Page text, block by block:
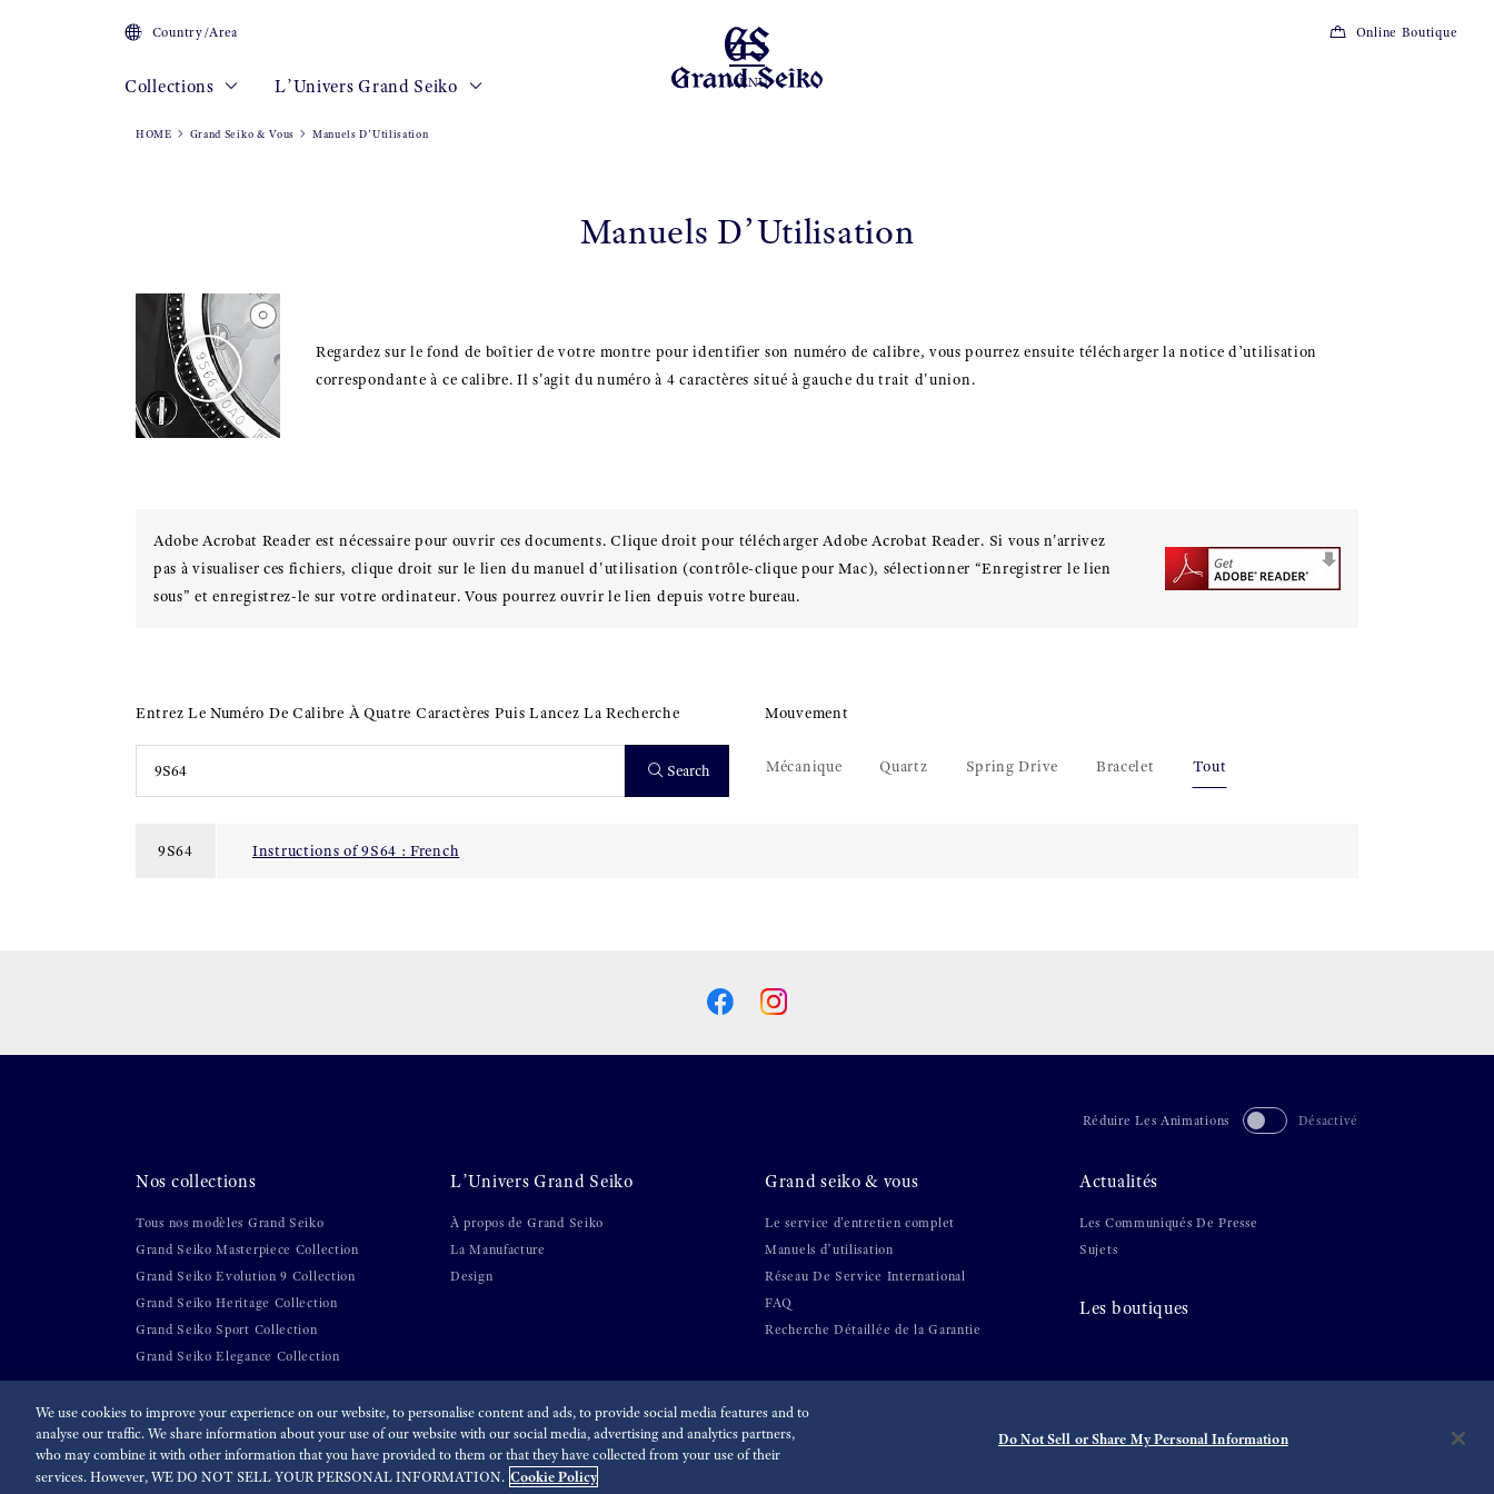
MENU
Country/Area
Collections L’Univers Grand Seiko
Online Boutique
Manuels D’Utilisation
HOME Grand Seiko & Vous Manuels D’Utilisation
Regardez sur le fond de boîtier de votre montre pour identifier son numéro de calibre, vous pourrez ensuite télécharger la notice d’utilisation
correspondante à ce calibre. Il s'agit du numéro à 4 caractères situé à gauche du trait d'union.
Adobe Acrobat Reader est nécessaire pour ouvrir ces documents. Clique droit pour télécharger Adobe Acrobat Reader. Si vous n'arrivez
pas à visualiser ces fichiers, clique droit sur le lien du manuel d'utilisation (contrôle-clique pour Mac), sélectionner “Enregistrer le lien
sous” et enregistrez-le sur votre ordinateur. Vous pourrez ouvrir le lien depuis votre bureau.
Entrez Le Numéro De Calibre À Quatre Caractères Puis Lancez La Recherche
Search
Mouvement
Mécanique Quartz Spring Drive Bracelet Tout
9S64 Instructions of 9S64 : French
Réduire Les Animations Désactivé
Nos collections
Tous nos modèles Grand Seiko
Grand Seiko Masterpiece Collection
Grand Seiko Evolution 9 Collection
Grand Seiko Heritage Collection
Grand Seiko Sport Collection
Grand Seiko Elegance Collection
L’Univers Grand Seiko
À propos de Grand Seiko
La Manufacture
Design
Grand seiko & vous
Le service d'entretien complet
Manuels d’utilisation
Réseau De Service International
FAQ
Recherche Détaillée de la Garantie
Actualités
Les Communiqués De Presse
Sujets
Les boutiques
Espace presse Terms of Use Politique de confidentialité Economic Operator ©2026 Seiko Watch Corporation
We use cookies to improve your experience on our website, to personalise content and ads, to provide social media features and to
analyse our traffic. We share information about your use of our website with our social media, advertising and analytics partners,
who may combine it with other information that you have provided to them or that they have collected from your use of their
services. However, WE DO NOT SELL YOUR PERSONAL INFORMATION. Cookie Policy
Do Not Sell or Share My Personal Information